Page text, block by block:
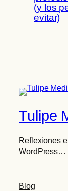
(y los
evitar)
Tulipe
Reflexiones
WordPress…
Blog